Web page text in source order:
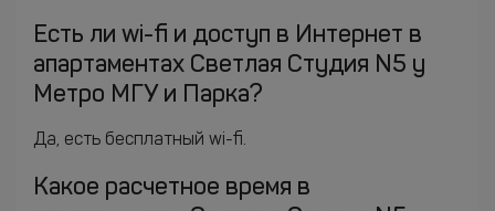
Есть ли wi-fi и доступ в Интернет в
апартаментах Светлая Студия N5 у
Метро МГУ и Парка?
Да, есть бесплатный wi-fi.
Какое расчетное время в